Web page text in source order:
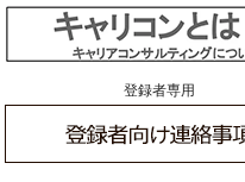
登録者専用